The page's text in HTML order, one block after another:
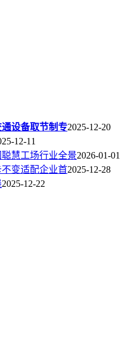
设备取节制专2025-12-20
12-11
慧工场行业全景2026-01-01
变适配企业首2025-12-28
2025-12-22